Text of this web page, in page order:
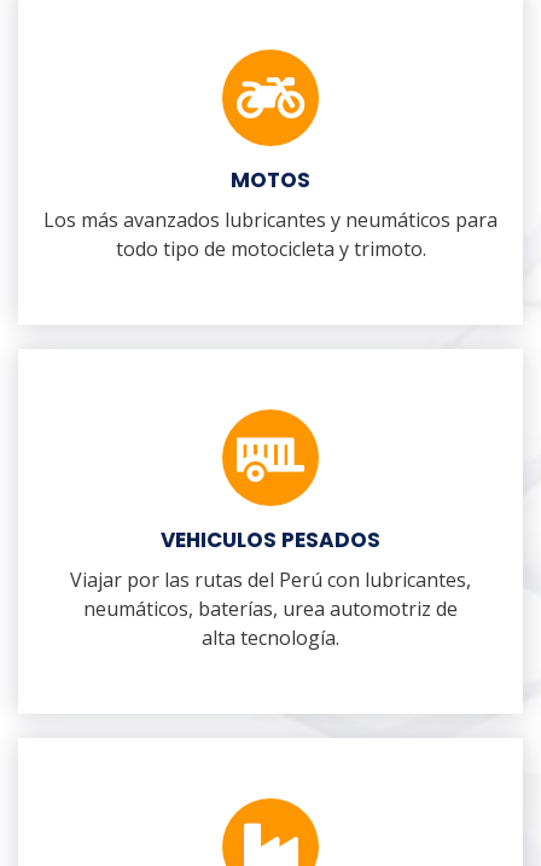
MOTOS
Los más avanzados lubricantes y neumáticos para
todo tipo de motocicleta y trimoto.
VEHICULOS PESADOS
Viajar por las rutas del Perú con lubricantes,
neumáticos, baterías, urea automotriz de
alta tecnología.